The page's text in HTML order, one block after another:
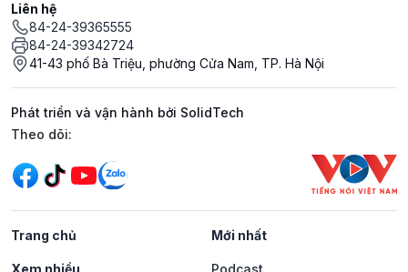
Liên hệ
84-24-39365555
84-24-39342724
41-43 phố Bà Triệu, phường Cửa Nam, TP. Hà Nội
Phát triển và vận hành bởi SolidTech
Mạng xã hội
Theo dõi:
Trang chủ Mới nhất